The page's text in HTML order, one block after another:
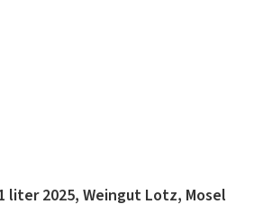
liter 2025, Weingut Lotz, Mosel